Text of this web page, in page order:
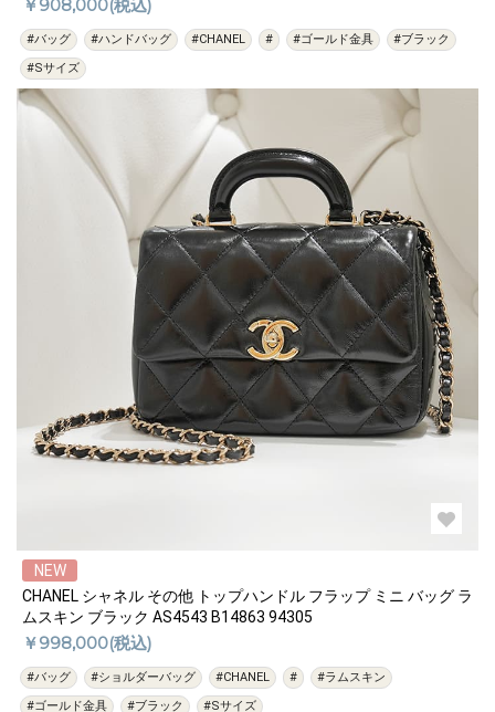
￥908,000(税込)
#バッグ #ハンドバッグ #CHANEL # #ゴールド金具
#ブラック
#Sサイズ
NEW
CHANEL シャネル その他 トップハンドル フラップ ミニ バッグ ラ
ムスキン ブラック AS4543 B14863 94305
￥998,000(税込)
#バッグ #ショルダーバッグ #CHANEL #
#ラムスキン
#ゴールド金具
#ブラック #Sサイズ